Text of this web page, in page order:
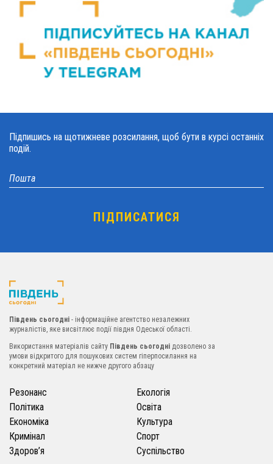
Підпишись на щотижневе розсилання, щоб бути в курсі останніх
подій.
Південь сьогодні - інформаційне агентство незалежних
журналістів, яке висвітлює події півдня Одеської області.
Використання матеріалів сайту Південь сьогодні дозволено за
умови відкритого для пошукових систем гіперпосилання на
конкретний матеріал не нижче другого абзацу
Резонанс
Політика
Економіка
Кримінал
Здоров’я
Екологія
Освіта
Культура
Спорт
Суспільство